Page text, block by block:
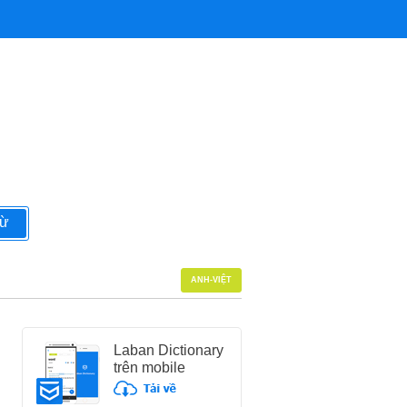
Laban Dictionary
trên mobile
ANH-VIỆT